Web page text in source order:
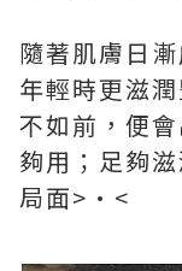
隨著肌膚日
年輕時更滋
不如前，便
夠用；足夠
局面>•<